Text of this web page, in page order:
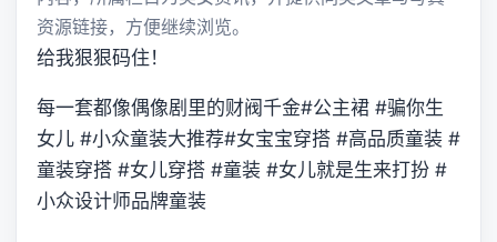
资源链接，方便继续浏览。
给我狠狠码住！
每一套都像偶像剧里的财阀千金#公主裙 #骗你生
女儿 #小众童装大推荐#女宝宝穿搭 #高品质童装 #
童装穿搭 #女儿穿搭 #童装 #女儿就是生来打扮 #
小众设计师品牌童装